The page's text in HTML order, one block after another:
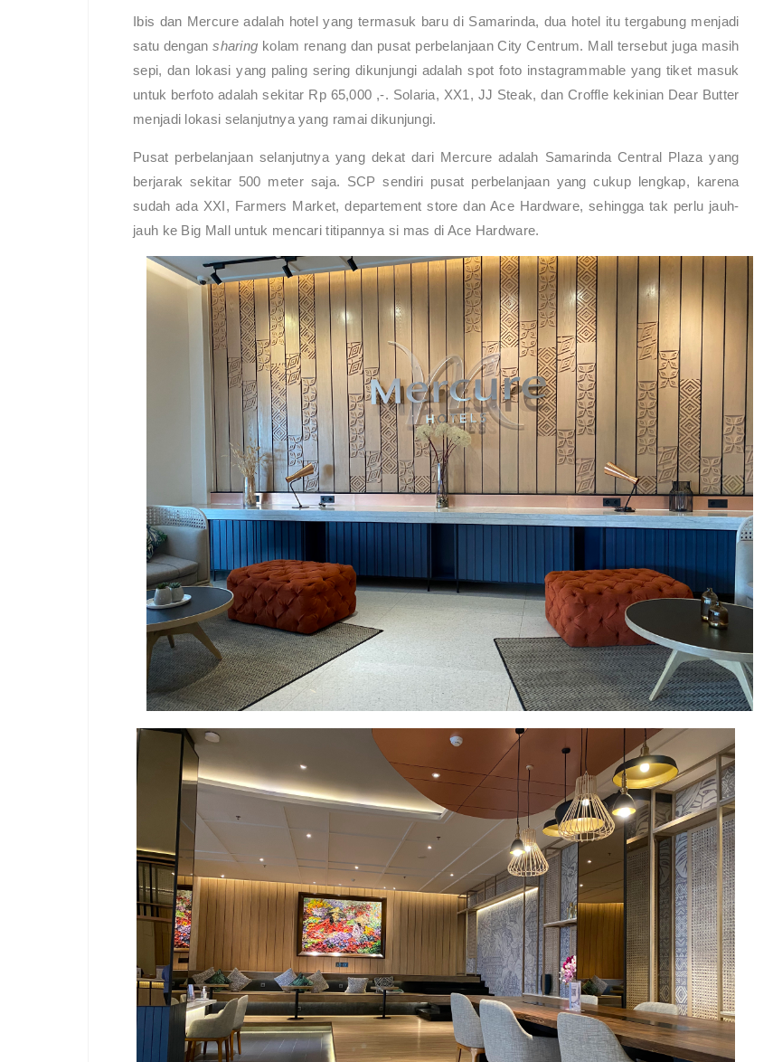
Ibis dan Mercure adalah hotel yang termasuk baru di Samarinda, dua hotel itu tergabung menjadi
satu dengansharing kolam renang dan pusat perbelanjaan City Centrum. Mall tersebut juga masih
sepi, dan lokasi yang paling sering dikunjungi adalah spot foto instagrammable yang tiket masuk
untuk berfoto adalah sekitar Rp 65,000 ,-. Solaria, XX1, JJ Steak, dan Croffle kekinian Dear Butter
menjadi lokasi selanjutnya yang ramai dikunjungi.
Pusat perbelanjaan selanjutnya yang dekat dari Mercure adalah Samarinda Central Plaza yang
berjarak sekitar 500 meter saja. SCP sendiri pusat perbelanjaan yang cukup lengkap, karena
sudah ada XXI, Farmers Market, departement store dan Ace Hardware, sehingga tak perlu jauh-
jauh ke Big Mall untuk mencari titipannya si mas di Ace Hardware.